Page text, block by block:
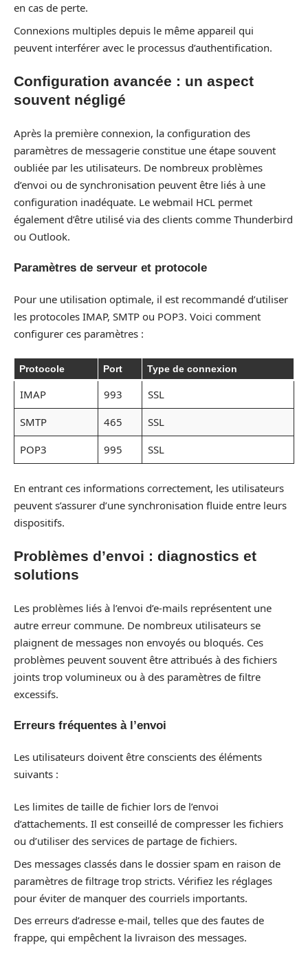
en cas de perte.
Connexions multiples depuis le même appareil qui
peuvent interférer avec le processus d’authentification.
Configuration avancée : un aspect
souvent négligé
Après la première connexion, la configuration des
paramètres de messagerie constitue une étape souvent
oubliée par les utilisateurs. De nombreux problèmes
d’envoi ou de synchronisation peuvent être liés à une
configuration inadéquate. Le webmail HCL permet
également d’être utilisé via des clients comme Thunderbird
ou Outlook.
Paramètres de serveur et protocole
Pour une utilisation optimale, il est recommandé d’utiliser
les protocoles IMAP, SMTP ou POP3. Voici comment
configurer ces paramètres :
Protocole Port Type de connexion
IMAP 993
SSL
SMTP
465
SSL
POP3
995 SSL
En entrant ces informations correctement, les utilisateurs
peuvent s’assurer d’une synchronisation fluide entre leurs
dispositifs.
Problèmes d’envoi : diagnostics et
solutions
Les problèmes liés à l’envoi d’e-mails représentent une
autre erreur commune. De nombreux utilisateurs se
plaignent de messages non envoyés ou bloqués. Ces
problèmes peuvent souvent être attribués à des fichiers
joints trop volumineux ou à des paramètres de filtre
excessifs.
Erreurs fréquentes à l’envoi
Les utilisateurs doivent être conscients des éléments
suivants :
Les limites de taille de fichier lors de l’envoi
d’attachements. Il est conseillé de compresser les fichiers
ou d’utiliser des services de partage de fichiers.
Des messages classés dans le dossier spam en raison de
paramètres de filtrage trop stricts. Vérifiez les réglages
pour éviter de manquer des courriels importants.
Des erreurs d’adresse e-mail, telles que des fautes de
frappe, qui empêchent la livraison des messages.